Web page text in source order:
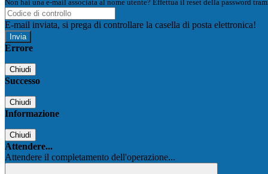
Non hai una e-mail associata al nome utente? Effettua il reset della password
E-mail inviata, si prega di controllare la casella di posta elettronica!
Errore
Chiudi
Successo
Chiudi
Informazione
Chiudi
Attendere...
Attendere il completamento dell'operazione...